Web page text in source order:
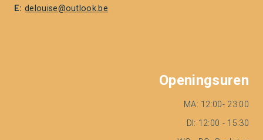
E: delouise@outlook.be
Openingsuren
MA: 12:00- 23:00
DI: 12:00 - 15:30